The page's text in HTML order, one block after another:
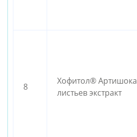
8
Хофитол® Артишока
листьев экстракт